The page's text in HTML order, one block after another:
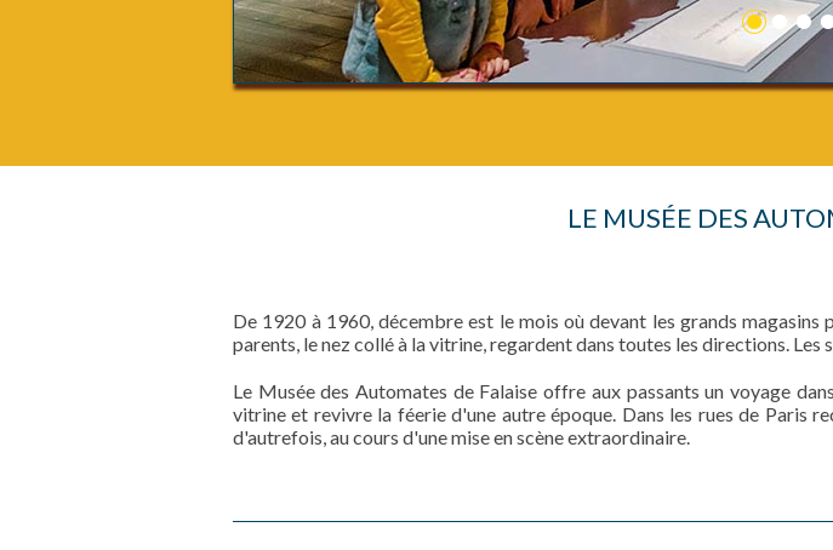
1 2 3 4
LE MUSÉE DES
De 1920 à 1960, décembre est le mois où devant les grands
parents, le nez collé à la vitrine, regardent dans toutes les directions.
Le Musée des Automates de Falaise offre aux passants un voyage
vitrine et revivre la féerie d'une autre époque. Dans les rues de Paris
d'autrefois, au cours d'une mise en scène extraordinaire.